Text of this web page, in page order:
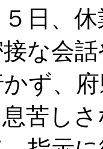
日、
な会
ず、
苦し